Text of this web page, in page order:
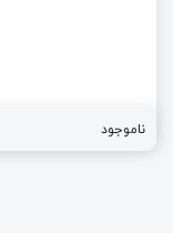
ناموجود